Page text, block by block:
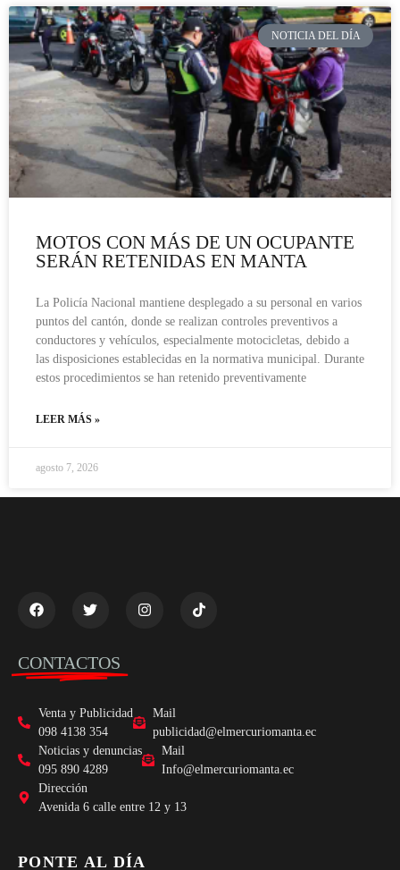
NOTICIA DEL DÍA
MOTOS CON MÁS DE UN OCUPANTE
SERÁN RETENIDAS EN MANTA
La Policía Nacional mantiene desplegado a su personal en varios
puntos del cantón, donde se realizan controles preventivos a
conductores y vehículos, especialmente motocicletas, debido a
las disposiciones establecidas en la normativa municipal. Durante
estos procedimientos se han retenido preventivamente
LEER MÁS »
agosto 7, 2026
CONTACTOS
Venta y Publicidad
098 4138 354
Mail
publicidad@elmercuriomanta.ec
Noticias y denuncias
095 890 4289
Mail
Info@elmercuriomanta.ec
Dirección
Avenida 6 calle entre 12 y 13
PONTE AL DÍA